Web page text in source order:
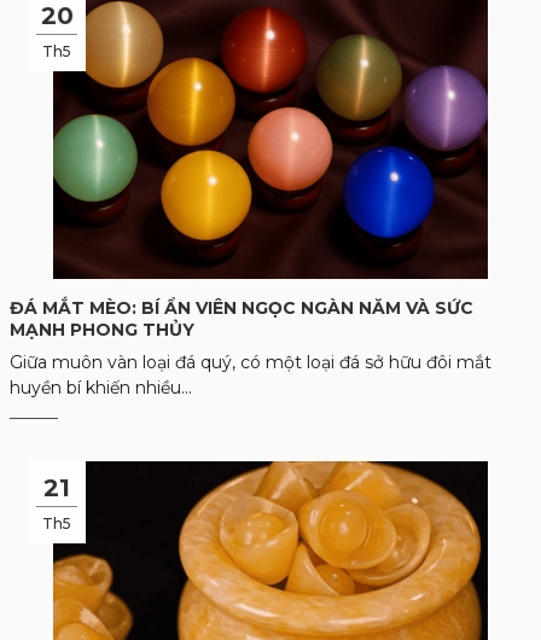
20
Th5
ĐÁ MẮT MÈO: BÍ ẨN VIÊN NGỌC NGÀN NĂM VÀ SỨC
MẠNH PHONG THỦY
Giữa muôn vàn loại đá quý, có một loại đá sở hữu đôi mắt
huyền bí khiến nhiều...
21
Th5